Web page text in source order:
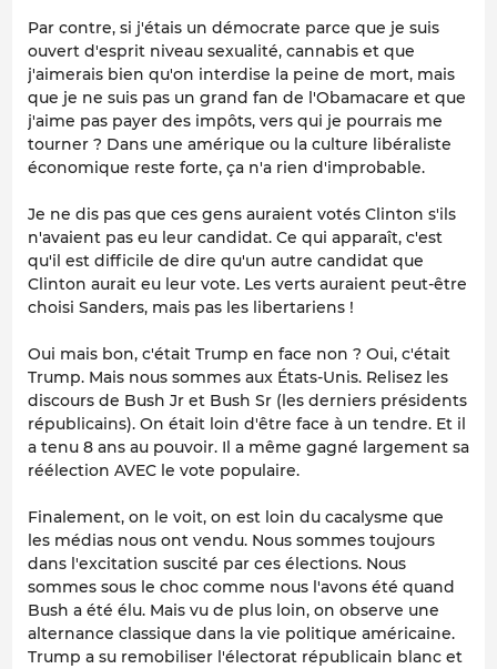
Par contre, si j'étais un démocrate parce que je suis
ouvert d'esprit niveau sexualité, cannabis et que
j'aimerais bien qu'on interdise la peine de mort, mais
que je ne suis pas un grand fan de l'Obamacare et que
j'aime pas payer des impôts, vers qui je pourrais me
tourner ? Dans une amérique ou la culture libéraliste
économique reste forte, ça n'a rien d'improbable.
Je ne dis pas que ces gens auraient votés Clinton s'ils
n'avaient pas eu leur candidat. Ce qui apparaît, c'est
qu'il est difficile de dire qu'un autre candidat que
Clinton aurait eu leur vote. Les verts auraient peut-être
choisi Sanders, mais pas les libertariens !
Oui mais bon, c'était Trump en face non ? Oui, c'était
Trump. Mais nous sommes aux États-Unis. Relisez les
discours de Bush Jr et Bush Sr (les derniers présidents
républicains). On était loin d'être face à un tendre. Et il
a tenu 8 ans au pouvoir. Il a même gagné largement sa
réélection AVEC le vote populaire.
Finalement, on le voit, on est loin du cacalysme que
les médias nous ont vendu. Nous sommes toujours
dans l'excitation suscité par ces élections. Nous
sommes sous le choc comme nous l'avons été quand
Bush a été élu. Mais vu de plus loin, on observe une
alternance classique dans la vie politique américaine.
Trump a su remobiliser l'électorat républicain blanc et